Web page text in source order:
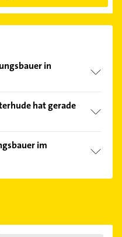
in
Sie von den
können Sie sich
hat gerade
Sonn- und
im
wie Vaillant,